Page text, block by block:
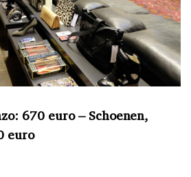
670 euro – Schoenen,
euro